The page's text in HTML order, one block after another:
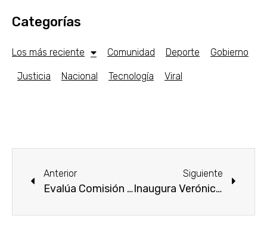
Categorías
Los más reciente Comunidad Deporte Gobierno
Justicia Nacional Tecnología Viral
Anterior
Evalúa Comisión de Desarrollo Económico 11 proyectos presentados por los concursantes del Mérito al Emprendedor del estado de Morelos 2023
Siguiente
Inaugura Verónica Anrubio, primera etapa de la carretera Anonos-Huitchila en Tepalcingo